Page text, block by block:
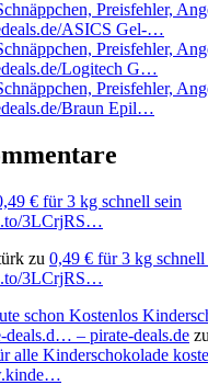
Preisfehler,
ASICS Gel-…
Preisfehler,
Logitech G…
Preisfehler,
Braun Epil…
€ für 3 kg schnell sein
3LCrjRS…
zu 0,49 € für 3 kg schnell
3LCrjRS…
schon Kostenlos
deals.d… – pirate-deals.de zu
alle Kinderschokolade